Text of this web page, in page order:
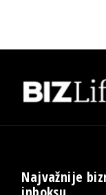
Najvažnije